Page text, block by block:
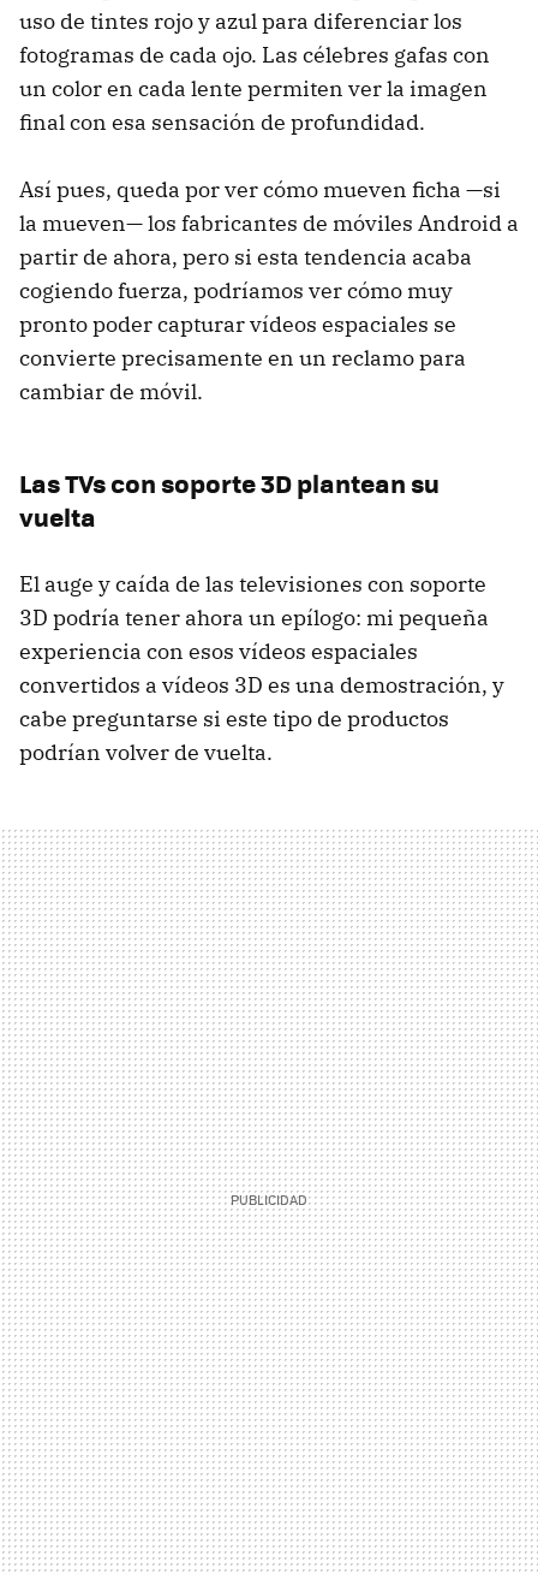
uso de tintes rojo y azul para diferenciar los
fotogramas de cada ojo. Las célebres gafas con
un color en cada lente permiten ver la imagen
final con esa sensación de profundidad.
Así pues, queda por ver cómo mueven ficha —si
la mueven— los fabricantes de móviles Android a
partir de ahora, pero si esta tendencia acaba
cogiendo fuerza, podríamos ver cómo muy
pronto poder capturar vídeos espaciales se
convierte precisamente en un reclamo para
cambiar de móvil.
Las TVs con soporte 3D plantean su
vuelta
El auge y caída de las televisiones con soporte
3D podría tener ahora un epílogo: mi pequeña
experiencia con esos vídeos espaciales
convertidos a vídeos 3D es una demostración, y
cabe preguntarse si este tipo de productos
podrían volver de vuelta.